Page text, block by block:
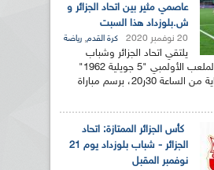
عاصمي مثير بين اتحاد الجزائر و
ش.بلوزداد هذا السبت
20 نوفمبر 2020 كرة القدم, رياضة
يلتقي اتحاد الجزائر وشباب
بلوزداد غدا السبت بالملعب الأولمبي "5 جويلية 1962"
(الجزائر العاصمة)، بداية من الساعة 30ر20، برسم مباراة
كأس الجزائر الممتازة: اتحاد
الجزائر - شباب بلوزداد يوم 21
نوفمبر المقبل